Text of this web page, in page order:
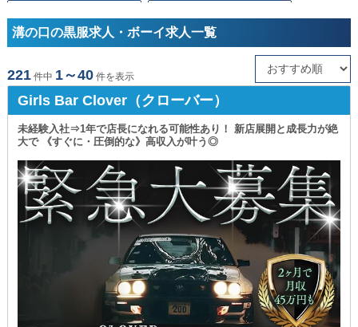
相模原の黒服求人・ボーイ求人 厚木の黒服求人・ボーイ求人
平塚の黒服求人・ボーイ求人
藤沢の黒服求人・ボーイ求人 大和の黒服求人・ボーイ求人
小田原の黒服求人・ボーイ求人 大船の黒服求人・ボーイ求人
綱島の黒服求人・ボーイ求人 鶴見の黒服求人・ボーイ求人
溝の口の黒服求人・ボーイ求人一覧
221件中 1～40件を表示
Girls Bar Clover（クローバー）
未経験入社⇒1年で店長になれる可能性あり！ 新店展開と成長力が絶
大で 《すぐに・圧倒的な》高収入が叶う◎